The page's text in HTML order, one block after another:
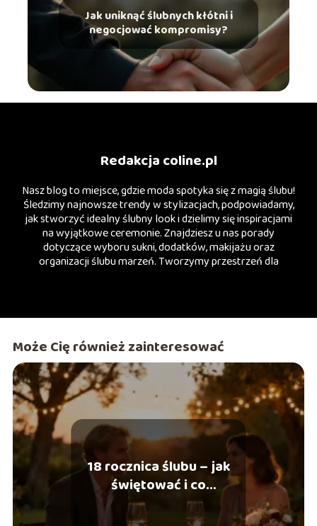
Jak uniknąć ślubnych kłótni i
negocjować kompromisy?
Redakcja coline.pl
Nasz blog to miejsce, gdzie moda spotyka się z magią ślubu!
Śledzimy najnowsze trendy w stylizacjach, podpowiadamy,
jak stworzyć idealny ślubny look i dzielimy się inspiracjami
na wyjątkowe ceremonie. Znajdziesz u nas porady
dotyczące wyboru sukni, dodatków, makijażu oraz
organizacji ślubu marzeń. Tworzymy przestrzeń dla
Może Cię również zainteresować
18 rocznica ślubu – jak
świętować i co
podarować?